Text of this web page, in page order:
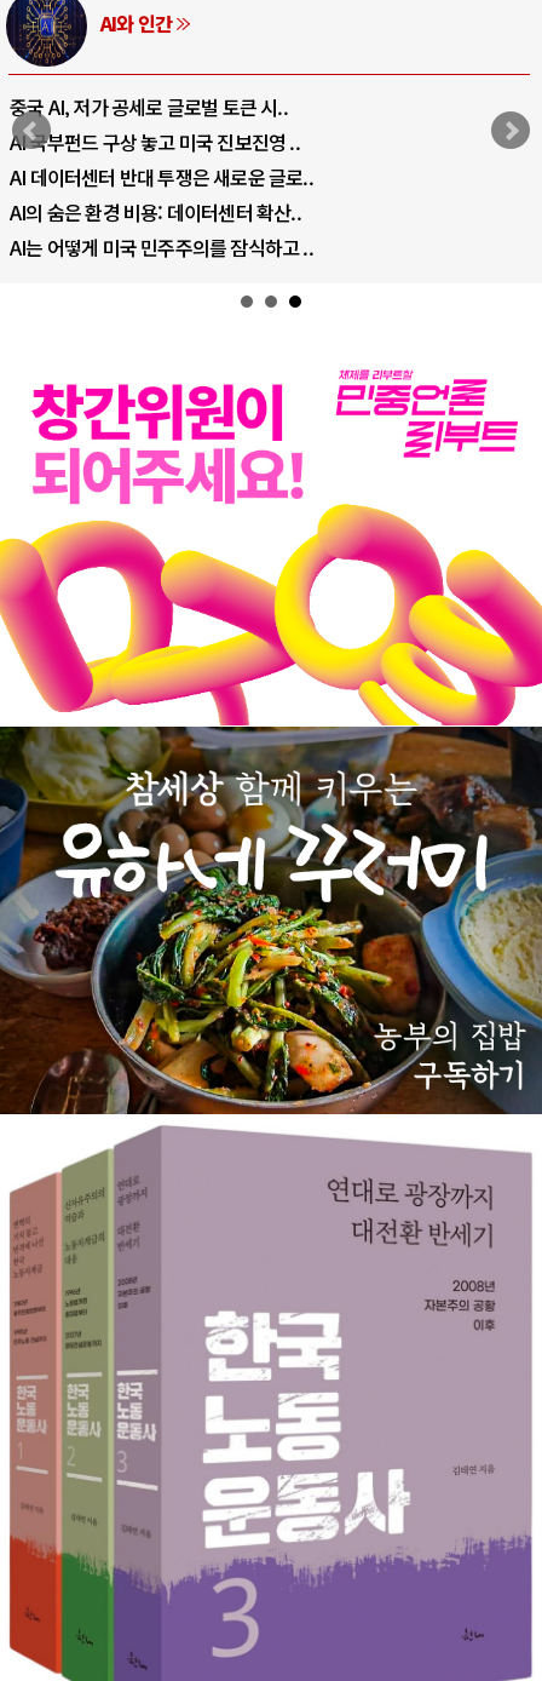
AI와 인간
중국 AI, 저가 공세로 글로벌 토큰 시..
AI 국부펀드 구상 놓고 미국 진보진영 ..
AI 데이터센터 반대 투쟁은 새로운 글로..
AI의 숨은 환경 비용: 데이터센터 확산..
AI는 어떻게 미국 민주주의를 잠식하고 ..